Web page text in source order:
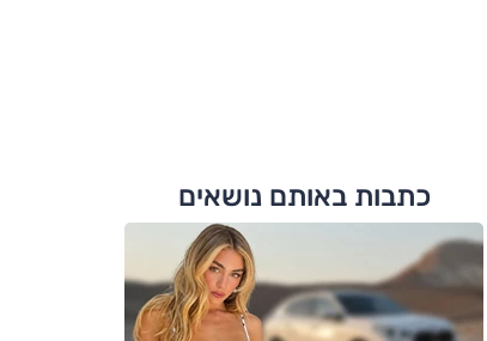
כתבות באותם נושאים